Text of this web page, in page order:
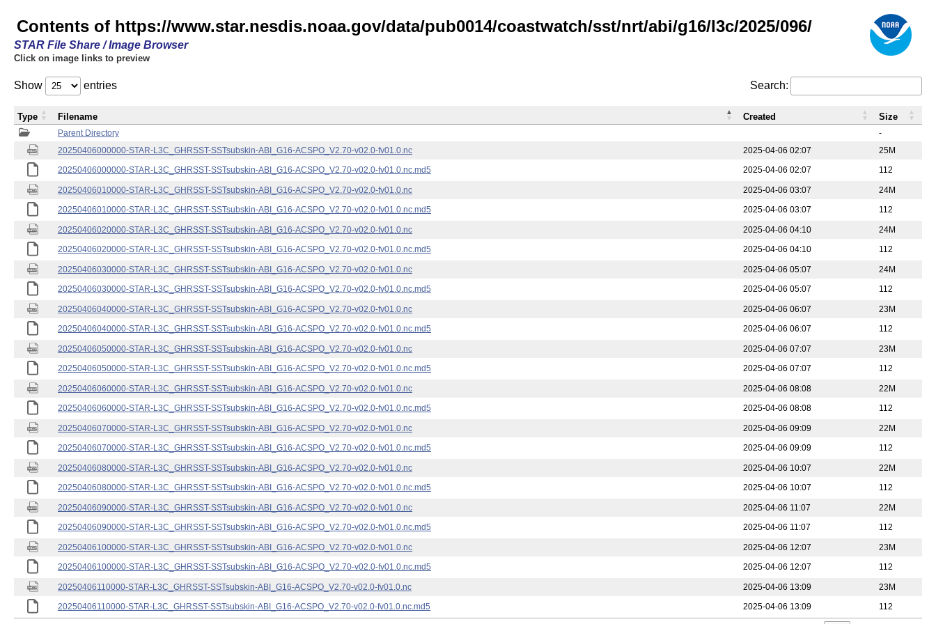
Contents of https://www.star.nesdis.noaa.gov/data/pub0014/coastwatch/sst/nrt/abi/g16/l3c/2025/096/
STAR File Share / Image Browser
Click on image links to preview
Show entries Search:
Parent Directory
-
20250406000000-STAR-L3C_GHRSST-SSTsubskin-ABI_G16-ACSPO_V2.70-v02.0-fv01.0.nc
2025-04-06 02:07
25M
20250406000000-STAR-L3C_GHRSST-SSTsubskin-ABI_G16-ACSPO_V2.70-v02.0-fv01.0.nc.md5
2025-04-06 02:07 112
20250406010000-STAR-L3C_GHRSST-SSTsubskin-ABI_G16-ACSPO_V2.70-v02.0-fv01.0.nc 2025-04-06 03:07
24M
20250406010000-STAR-L3C_GHRSST-SSTsubskin-ABI_G16-ACSPO_V2.70-v02.0-fv01.0.nc.md5
2025-04-06 03:07 112
20250406020000-STAR-L3C_GHRSST-SSTsubskin-ABI_G16-ACSPO_V2.70-v02.0-fv01.0.nc 2025-04-06 04:10
24M
20250406020000-STAR-L3C_GHRSST-SSTsubskin-ABI_G16-ACSPO_V2.70-v02.0-fv01.0.nc.md5
2025-04-06 04:10 112
20250406030000-STAR-L3C_GHRSST-SSTsubskin-ABI_G16-ACSPO_V2.70-v02.0-fv01.0.nc 2025-04-06 05:07
24M
20250406030000-STAR-L3C_GHRSST-SSTsubskin-ABI_G16-ACSPO_V2.70-v02.0-fv01.0.nc.md5
2025-04-06 05:07 112
20250406040000-STAR-L3C_GHRSST-SSTsubskin-ABI_G16-ACSPO_V2.70-v02.0-fv01.0.nc 2025-04-06 06:07
23M
20250406040000-STAR-L3C_GHRSST-SSTsubskin-ABI_G16-ACSPO_V2.70-v02.0-fv01.0.nc.md5
2025-04-06 06:07 112
20250406050000-STAR-L3C_GHRSST-SSTsubskin-ABI_G16-ACSPO_V2.70-v02.0-fv01.0.nc 2025-04-06 07:07
23M
20250406050000-STAR-L3C_GHRSST-SSTsubskin-ABI_G16-ACSPO_V2.70-v02.0-fv01.0.nc.md5
2025-04-06 07:07 112
20250406060000-STAR-L3C_GHRSST-SSTsubskin-ABI_G16-ACSPO_V2.70-v02.0-fv01.0.nc 2025-04-06 08:08
22M
20250406060000-STAR-L3C_GHRSST-SSTsubskin-ABI_G16-ACSPO_V2.70-v02.0-fv01.0.nc.md5
2025-04-06 08:08 112
20250406070000-STAR-L3C_GHRSST-SSTsubskin-ABI_G16-ACSPO_V2.70-v02.0-fv01.0.nc 2025-04-06 09:09
22M
20250406070000-STAR-L3C_GHRSST-SSTsubskin-ABI_G16-ACSPO_V2.70-v02.0-fv01.0.nc.md5
2025-04-06 09:09 112
20250406080000-STAR-L3C_GHRSST-SSTsubskin-ABI_G16-ACSPO_V2.70-v02.0-fv01.0.nc 2025-04-06 10:07
22M
20250406080000-STAR-L3C_GHRSST-SSTsubskin-ABI_G16-ACSPO_V2.70-v02.0-fv01.0.nc.md5
2025-04-06 10:07 112
20250406090000-STAR-L3C_GHRSST-SSTsubskin-ABI_G16-ACSPO_V2.70-v02.0-fv01.0.nc 2025-04-06 11:07
22M
20250406090000-STAR-L3C_GHRSST-SSTsubskin-ABI_G16-ACSPO_V2.70-v02.0-fv01.0.nc.md5
2025-04-06 11:07 112
20250406100000-STAR-L3C_GHRSST-SSTsubskin-ABI_G16-ACSPO_V2.70-v02.0-fv01.0.nc 2025-04-06 12:07
23M
20250406100000-STAR-L3C_GHRSST-SSTsubskin-ABI_G16-ACSPO_V2.70-v02.0-fv01.0.nc.md5
2025-04-06 12:07 112
20250406110000-STAR-L3C_GHRSST-SSTsubskin-ABI_G16-ACSPO_V2.70-v02.0-fv01.0.nc 2025-04-06 13:09
23M
20250406110000-STAR-L3C_GHRSST-SSTsubskin-ABI_G16-ACSPO_V2.70-v02.0-fv01.0.nc.md5
2025-04-06 13:09 112
Type Filename Created Size